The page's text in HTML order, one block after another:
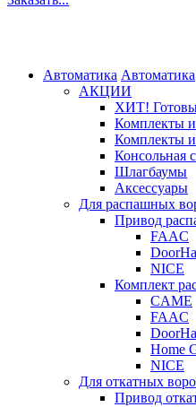
Автоматика Автоматика
АКЦИИ
ХИТ!
Комплекты
Комплекты
Консольная
Шлагбаумы
Аксессуары
Для распашных
Привод
FAAC
NICE
Комплект
CAME
FAAC
Home
NICE
Для откатных
Привод